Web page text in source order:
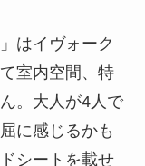
はイヴォーク
室内空間、特
。大人が4人で
に感じるかも
シートを載せ